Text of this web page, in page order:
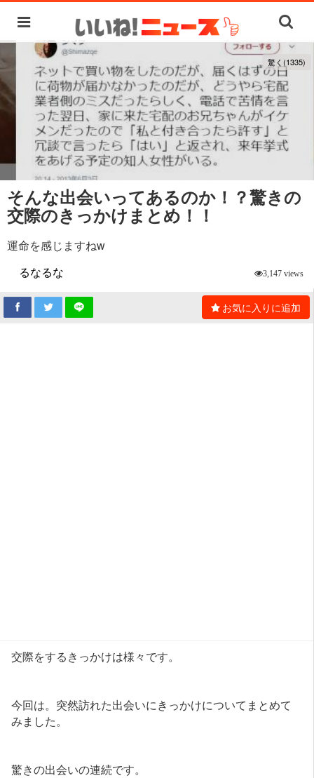
驚く(1335)
そんな出会いってあるのか！？驚きの
交際のきっかけまとめ！！
運命を感じますねw
るなるな
3,147 views
お気に入りに追加
交際をするきっかけは様々です。
今回は。突然訪れた出会いにきっかけについてまとめて
みました。
驚きの出会いの連続です。